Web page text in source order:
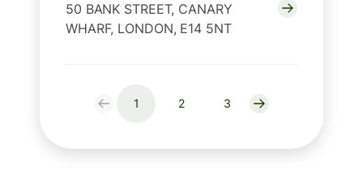
50 BANK STREET, CANARY
WHARF, LONDON, E14 5NT
1 2 3